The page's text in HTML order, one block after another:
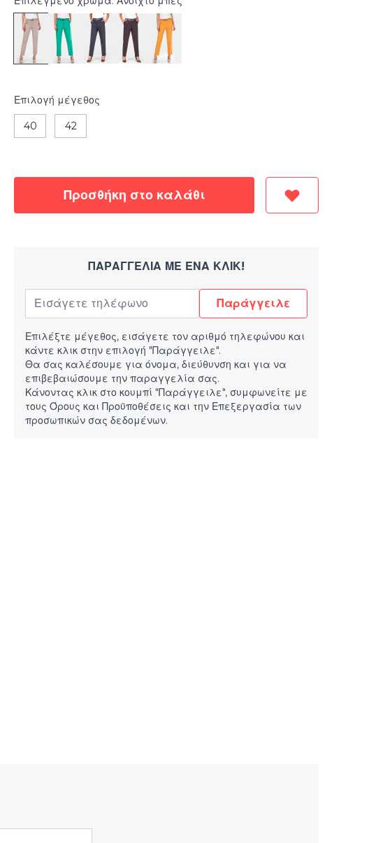
Επιλογή μέγεθος
40 42
Προσθήκη στο καλάθι
ΠΑΡΑΓΓΕΛΊΑ ΜΕ ΈΝΑ ΚΛΙΚ!
Παράγγειλε
Επιλέξτε μέγεθος, εισάγετε τον αριθμό τηλεφώνου και
κάντε κλικ στην επιλογή "Παράγγειλε".
Θα σας καλέσουμε για όνομα, διεύθυνση και για να
επιβεβαιώσουμε την παραγγελία σας.
Κάνοντας κλικ στο κουμπί "Παράγγειλε", συμφωνείτε με
τους Όρους και Προϋποθέσεις και την Επεξεργασία των
προσωπικών σας δεδομένων.